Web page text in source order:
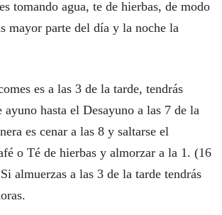
tomando agua, te de hierbas, de modo
mayor parte del día y la noche la
es a las 3 de la tarde, tendrás
ayuno hasta el Desayuno a las 7 de la
es cenar a las 8 y saltarse el
o Té de hierbas y almorzar a la 1. (16
almuerzas a las 3 de la tarde tendrás